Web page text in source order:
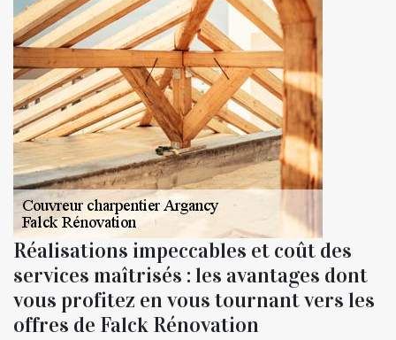
Réalisations impeccables et coût des
services maîtrisés : les avantages dont
vous profitez en vous tournant vers les
offres de Falck Rénovation